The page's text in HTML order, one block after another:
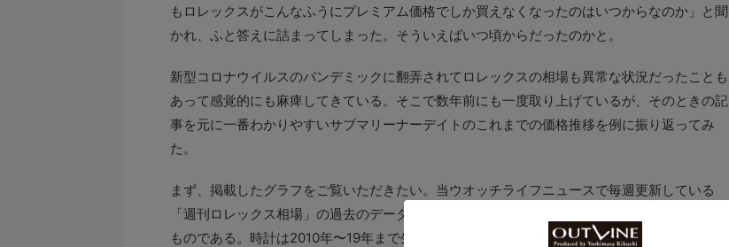
もロレックスがこんなふうにプレミアム価格でしか買えなくなったのはいつからなのか」と聞
かれ、ふと答えに詰まってしまった。そういえばいつ頃からだったのかと。
新型コロナウイルスのパンデミックに翻弄されてロレックスの相場も異常な状況だったことも
あって感覚的にも麻痺してきている。そこで数年前にも一度取り上げているが、そのときの記
事を元に一番わかりやすいサブマリーナーデイトのこれまでの価格推移を例に振り返ってみ
た。
まず、掲載したグラフをご覧いただきたい。当ウオッチライフニュースで毎週更新している
「週刊ロレックス相場」の過去のデータ（現在は現行モデルのデータに移行）をグラフ化した
ものである。時計は2010年〜19年まで生産された旧型サブマリーナーデイトのRef.116610LN。